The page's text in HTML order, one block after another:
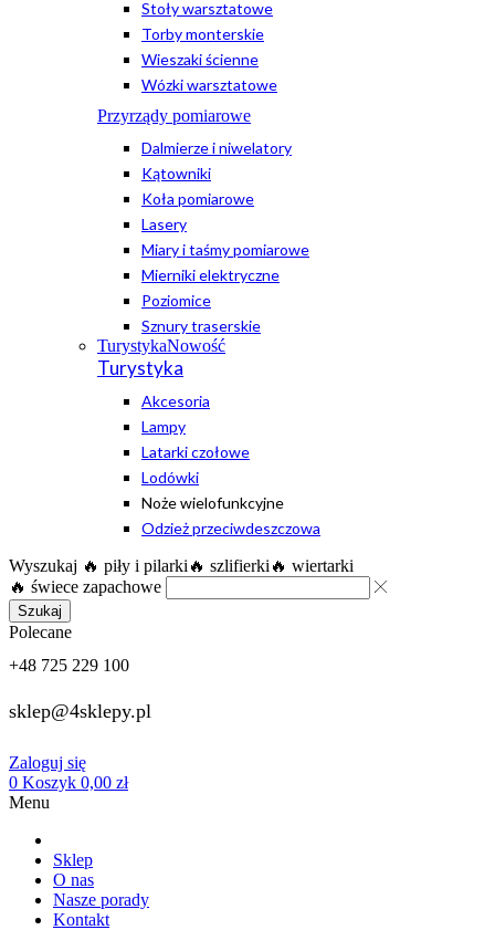
Stoły warsztatowe
Torby monterskie
Wieszaki ścienne
Wózki warsztatowe
Przyrządy pomiarowe
Dalmierze i niwelatory
Kątowniki
Koła pomiarowe
Lasery
Miary i taśmy pomiarowe
Mierniki elektryczne
Poziomice
Sznury traserskie
TurystykaNowość
Turystyka
Akcesoria
Lampy
Latarki czołowe
Lodówki
Noże wielofunkcyjne
Odzież przeciwdeszczowa
Wyszukaj 🔥 piły i pilarki 🔥 szlifierki 🔥 wiertarki
🔥 świece zapachowe
Szukaj
Polecane
+48 725 229 100
sklep@4sklepy.pl
Zaloguj się
0 Koszyk 0,00 zł
Menu
Sklep
O nas
Nasze porady
Kontakt